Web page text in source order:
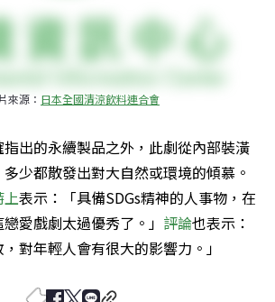
來源： 日本全國清涼飲料連合會
出的永續製品之外，此劇從內部裝潢
少都散發出對大自然或環境的傾慕。
上表示：「具備SDGs精神的人事物，在
愛戲劇太過優秀了。」 評論也表示：
，對年輕人會有很大的影響力。」